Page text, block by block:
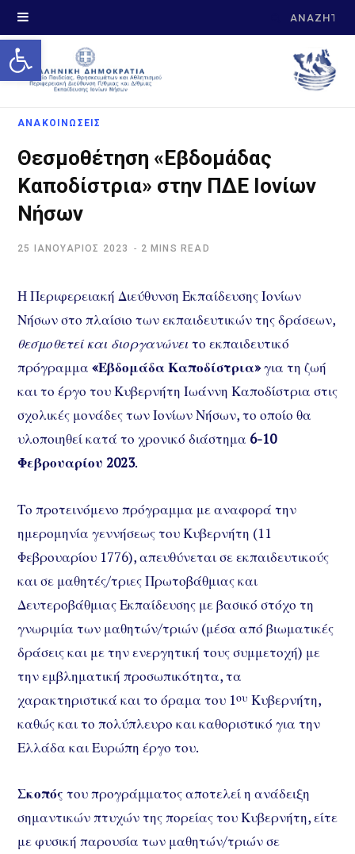
Open toolbar
Search
ΑΝΑΚΟΙΝΩΣΕΙΣ
Θεσμοθέτηση «Εβδομάδας
Καποδίστρια» στην ΠΔΕ Ιονίων
Νήσων
25 ΙΑΝΟΥΆΡΙΟΣ 2023 2 MINS READ
Η Περιφερειακή Διεύθυνση Εκπαίδευσης Ιονίων
Νήσων στο πλαίσιο των εκπαιδευτικών της δράσεων,
θεσμοθετεί και διοργανώνει το εκπαιδευτικό
πρόγραμμα «Εβδομάδα Καποδίστρια»για τη ζωή
και το έργο του Κυβερνήτη Ιωάννη Καποδίστρια στις
σχολικές μονάδες των Ιονίων Νήσων, το οποίο θα
υλοποιηθεί κατά το χρονικό διάστημα 6-10
Φεβρουαρίου 2023.
Το προτεινόμενο πρόγραμμα με αναφορά την
ημερομηνία γεννήσεως του Κυβερνήτη (11
Φεβρουαρίου 1776), απευθύνεται σε εκπαιδευτικούς
και σε μαθητές/τριες Πρωτοβάθμιας και
Δευτεροβάθμιας Εκπαίδευσης με βασικό στόχο τη
γνωριμία των μαθητών/τριών (μέσα από βιωματικές
δράσεις και με την ενεργητική τους συμμετοχή) με
την εμβληματική προσωπικότητα, τα
χαρακτηριστικά και το όραμα του 1ου Κυβερνήτη,
καθώς και το πολύπλευρο και καθοριστικό για την
Ελλάδα και Ευρώπη έργο του.
Σκοπός του προγράμματος αποτελεί η ανάδειξη
σημαντικών πτυχών της πορείας του Κυβερνήτη, είτε
με φυσική παρουσία των μαθητών/τριών σε